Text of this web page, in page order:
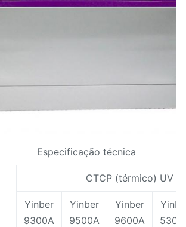
Especificação técnica
CTCP (térmico) UV
Yinber
9300A
Yinber
9500A
Yinber
9600A